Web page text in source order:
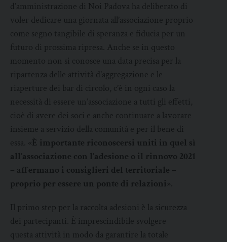
d’amministrazione di Noi Padova ha deliberato di
voler dedicare una giornata all’associazione proprio
come segno tangibile di speranza e fiducia per un
futuro di prossima ripresa. Anche se in questo
momento non si conosce una data precisa per la
ripartenza delle attività d’aggregazione e le
riaperture dei bar di circolo, c’è in ogni caso la
necessità di essere un’associazione a tutti gli effetti,
cioè di avere dei soci e anche continuare a lavorare
insieme a servizio della comunità e per il bene di
essa. «È importante riconoscersi uniti in quel sì
all’associazione con l’adesione o il rinnovo 2021
– affermano i consiglieri del territoriale –
proprio per essere un ponte di relazioni ».
Il primo step per la raccolta adesioni è la sicurezza
dei partecipanti. È imprescindibile svolgere
questa attività in modo da garantire la totale